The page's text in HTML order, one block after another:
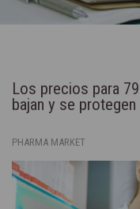
Los precios para
bajan y se
PHARMA MARKET